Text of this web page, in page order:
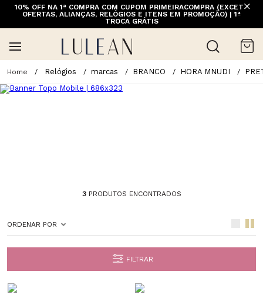
10% OFF NA 1ª COMPRA COM CUPOM PRIMEIRACOMPRA (EXCETO
OFERTAS, ALIANÇAS, RELÓGIOS E ITENS EM PROMOÇÃO) | 1ª
TROCA GRÁTIS
FRETE GRÁTIS ACIMA DE 399 PARA REGIÕES SELECIONADAS
(EXCETO LINHA HOME)
Relógios marcas BRANCO HORA MNUDI
3PRODUTOS ENCONTRADOS
ORDENAR POR
FILTRAR